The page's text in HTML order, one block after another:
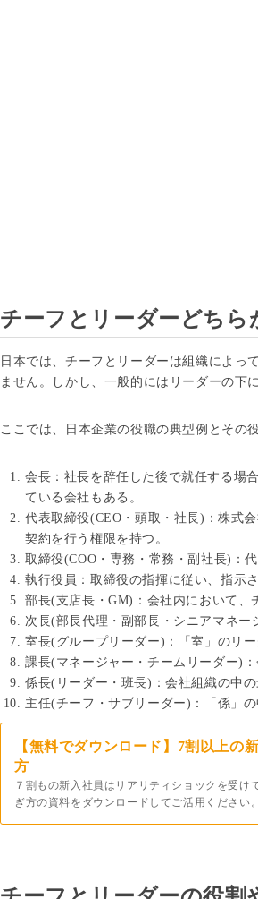
チーフとリーダーどちら
日本では、チーフとリーダーは組織によっ
ません。しかし、一般的にはリーダーの下
ここでは、日本企業の役職の典型例とその
会長：社長を辞任した後で就任する場
ている会社もある。
代表取締役(CEO・頭取・社長)：株式
契約を行う権限を持つ。
取締役(COO・専務・常務・副社長)：
執行役員：取締役の指揮に従い、指示
部長(支店長・GM)：会社内において、
次長(部長代理・副部長・シニアマネー
室長(グループリーダー)：「室」のリ
課長(マネージャー・チームリーダー)
係長(リーダー・班長)：会社組織の中
主任(チーフ・サブリーダー)：「係」
【無料でダウンロード】7割以上の
方
７割もの新入社員はリアリティショックを受
ぎ方の資料をダウンロードしてご活用ください。